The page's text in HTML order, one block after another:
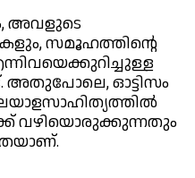
അവളുടെ
സമൂഹത്തിന്റെ
അതുപോലെ, ഓട്ടിസം
വഴിയൊരുക്കുന്നതും